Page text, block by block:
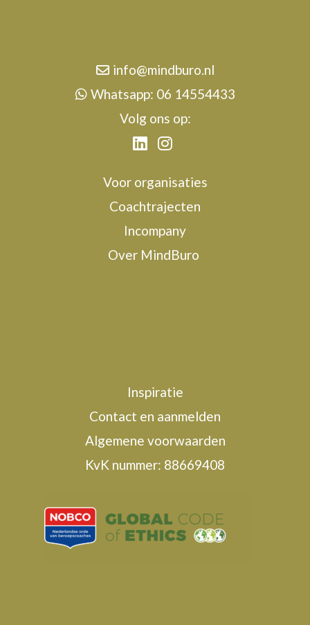
info@mindburo.nl
Whatsapp: 06 14554433
Volg ons op:
Voor organisaties
Coachtrajecten
Incompany
Over MindBuro
Inspiratie
Contact en aanmelden
Algemene voorwaarden
KvK nummer: 88669408